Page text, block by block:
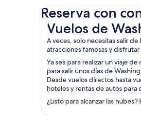
Reserva con
Vuelos de
A veces, solo necesitas salir
atracciones famosas y
Ya sea para realizar un viaje
para salir unos días de
Desde vuelos directos hasta
hoteles y rentas de autos
¿Listo para alcanzar las
Vuelos de Washington a